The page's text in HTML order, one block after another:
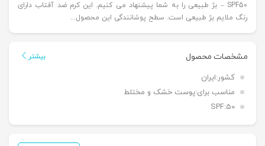
SPF50 – بژ طبیعی را به شما پیشنهاد می کنیم. این کرم ضد آفتاب دارای
رنگ ملایم بژ طبیعی است. سطح پوشانندگی این محصول...
مشخصات محصول بیشتر
کشور:ایران
مناسب برای:پوست خشک و مختلط
SPF:50